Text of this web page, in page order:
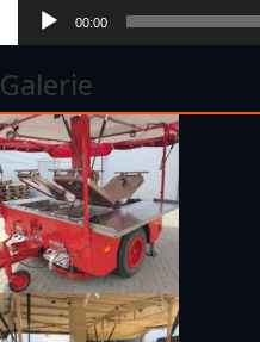
00:00
Galerie